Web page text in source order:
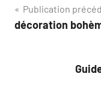
Navigation
de
Publication
décoration